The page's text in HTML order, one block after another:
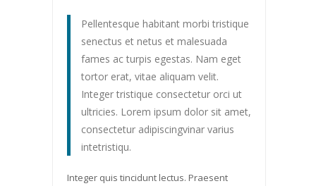
Pellentesque habitant morbi tristique
senectus et netus et malesuada
fames ac turpis egestas. Nam eget
tortor erat, vitae aliquam velit.
Integer tristique consectetur orci ut
ultricies. Lorem ipsum dolor sit amet,
consectetur adipiscingvinar varius
intetristiqu.
Integer quis tincidunt lectus. Praesent